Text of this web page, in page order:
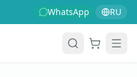
WhatsApp RU